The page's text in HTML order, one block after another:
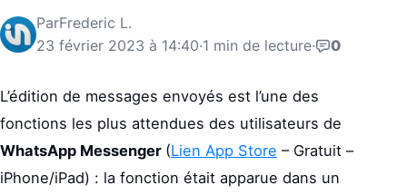
ParFrederic L.
23 février 2023 à 14:40·1 min de lecture· 0
L’édition de messages envoyés est l’une des
fonctions les plus attendues des utilisateurs de
WhatsApp Messenger (Lien App Store – Gratuit –
iPhone/iPad) : la fonction était apparue dans un